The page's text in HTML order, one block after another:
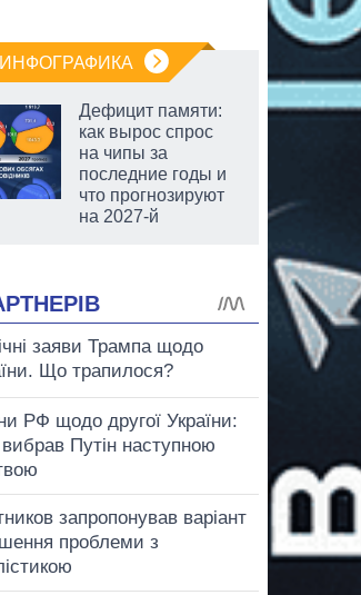
ИНФОГРАФИКА
Дефицит памяти:
как вырос спрос
на чипы за
последние годы и
что прогнозируют
на 2027-й